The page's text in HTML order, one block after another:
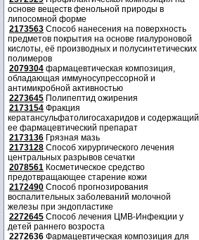
основе веществ фенольной природы в
липосомной форме
2173563 Способ нанесения на поверхность
предметов покрытия на основе гиалуроновой
кислоты, её производных и полусинтетических
полимеров
2079304 фармацевтическая композиция,
обладающая иммуносупрессорной и
антимикробной активностью
2273645 Полипептид ожирения
2173154 Фракция
кератансульфатолигосахаридов и содержащий
ее фармацевтический препарат
2173136 Грязная мазь
2173128 Способ хирургического лечения
центральных разрывов сечатки
2078561 Косметическое средство
предотвращающее старение кожи
2172490 Способ прогнозирования
воспалительных заболеваний молочной
железы при эндопластике
2272645 Способ лечения ЦМВ-Инфекции у
детей раннего возроста
2272636 Фармацевтическая композиция для